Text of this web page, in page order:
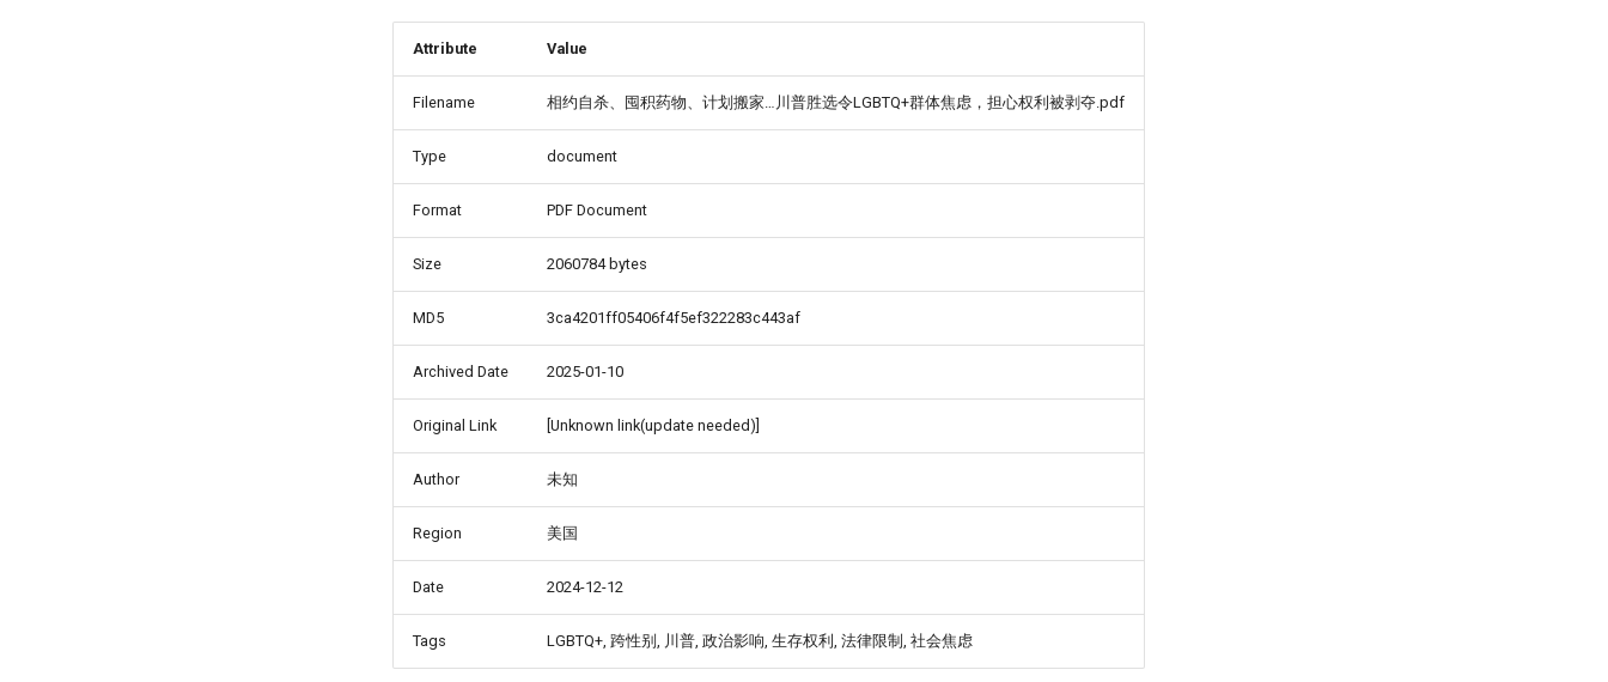
Attribute Value
Filename 相约自杀、囤积药物、计划搬家…川普胜选令LGBTQ+群体焦虑，担心权利被剥夺.pdf
Type document
Format PDF Document
Size 2060784 bytes
MD5 3ca4201ff05406f4f5ef322283c443af
Archived Date 2025-01-10
Original Link [Unknown link(update needed)]
Author 未知
Region 美国
Date 2024-12-12
Tags LGBTQ+, 跨性别, 川普, 政治影响, 生存权利, 法律限制, 社会焦虑